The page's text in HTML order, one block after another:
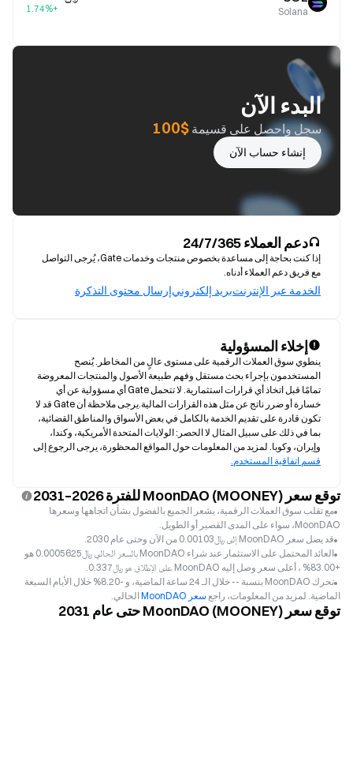
Solana
+1.74%
البدء الآن
سجل واحصل على قسيمة $100
إنشاء حساب الآن
دعم العملاء 24/7/365
إذا كنت بحاجة إلى مساعدة بخصوص منتجات وخدمات Gate، يُرجى التواصل
مع فريق دعم العملاء أدناه.
الخدمة عبر الإنترنتبريد إلكترونيإرسال محتوى التذكرة
إخلاء المسؤولية
وإيران، وكوبا. لمزيد من المعلومات حول المواقع المحظورة، يرجى الرجوع إلى
قسم اتفاقية المستخدم.
توقع سعر MoonDAO (MOONEY) للفترة 2026–2031
مع تقلب سوق العملات الرقمية، يشعر الجميع بالفضول بشأن اتجاهها وسعرها
MoonDAO، سواء على المدى القصير أو الطويل.
قد يصل سعر MoonDAO إلى ﷼‎0.00103 من الآن وحتى عام 2030.
العائد المحتمل على الاستثمار عند شراء MoonDAO بالسعر الحالي ﷼‎0.0005625 هو
+83.00% ، أعلى سعر وصل إليه MoonDAO على الإطلاق هو ﷼‎0.337.
تحرك MoonDAO بنسبة -- خلال الـ 24 ساعة الماضية، و -8.20% خلال الأيام السبعة
الماضية. لمزيد من المعلومات، راجع سعر MoonDAO الحالي.
توقع سعر MoonDAO (MOONEY) حتى عام 2031